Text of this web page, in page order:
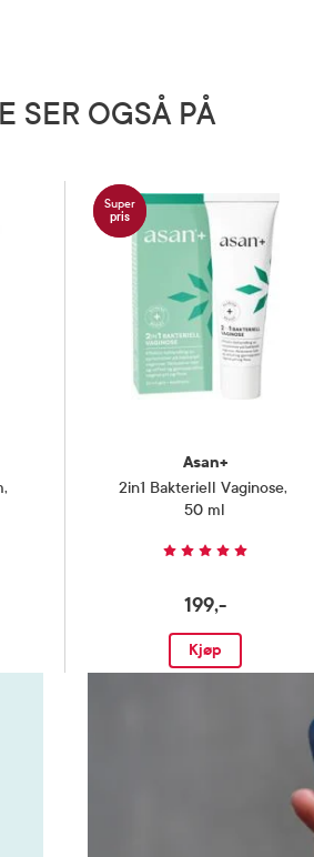
SER OGSÅ PÅ
,
Super
pris
Asan+
2in1 Bakteriell Vaginose,
50 ml
199,-
Kjøp